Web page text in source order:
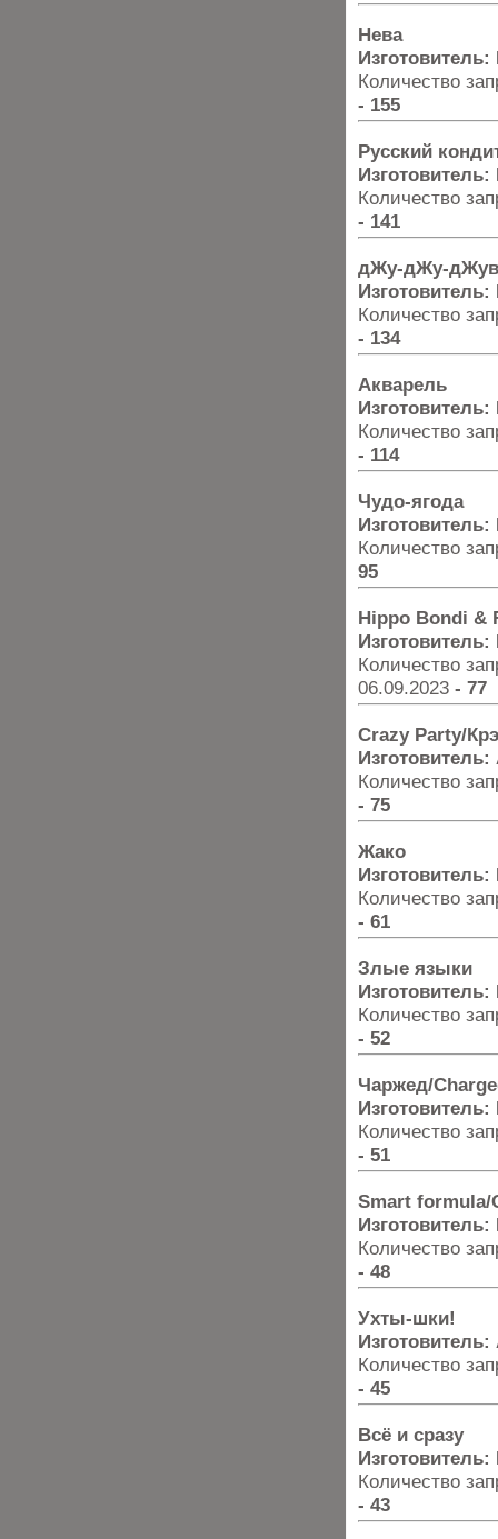
Нева
Количество
- 155
Русский
Количество
- 141
дЖу-дЖу-
Количество
- 134
Акварель
Количество
- 114
Чудо-ягода
Количество
95
Hippo Bondi &
Количество
06.09.2023 - 77
Crazy Party/
Количество
- 75
Жако
Количество
- 61
Злые языки
Количество
- 52
Чаржед/
Количество
- 51
Smart
Количество
- 48
Ухты-шки!
Количество
- 45
Всё и сразу
Количество
- 43